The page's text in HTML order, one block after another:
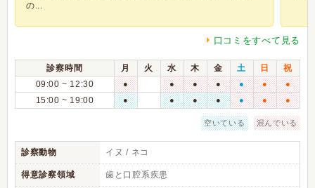
の...
口コミをすべて見る
診察時間 月 火 水 木 金 土 日
祝
09:00 ~ 12:30
● ● ● ● ● ● ●
15:00 ~ 19:00 ● ● ● ● ● ● ●
空いている 混んでいる
診察動物 イヌ / ネコ
得意診察領域 歯と口腔系疾患